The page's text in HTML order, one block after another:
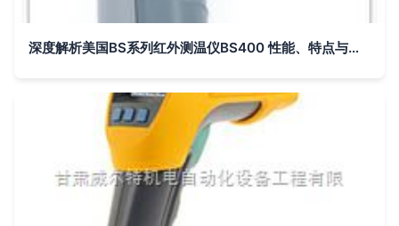
深度解析美国BS系列红外测温仪BS400 性能、特点与应用